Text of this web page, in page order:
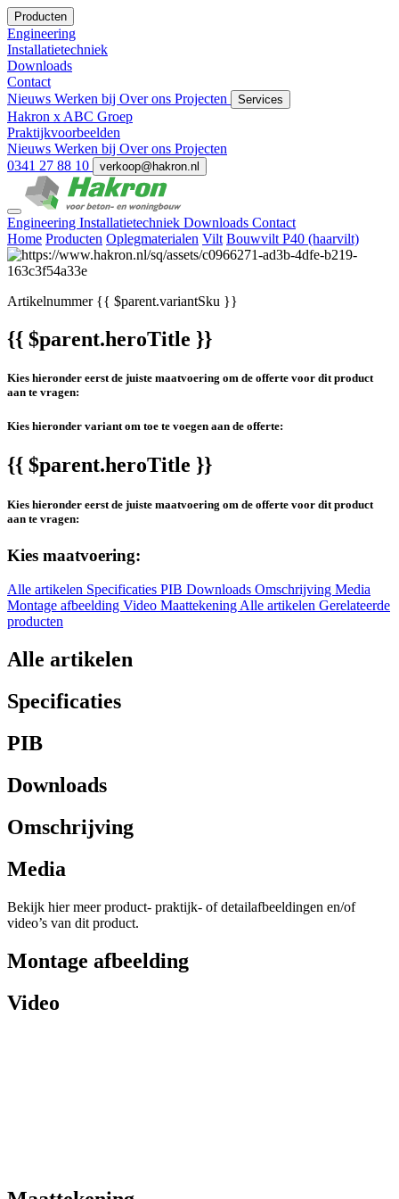
Producten
Engineering
Installatietechniek
Downloads
Contact
Nieuws Werken bij Over ons Projecten Services
Hakron x ABC Groep
Praktijkvoorbeelden
Nieuws Werken bij Over ons Projecten
0341 27 88 10
verkoop@hakron.nl
Engineering Installatietechniek Downloads Contact
Home Producten Oplegmaterialen Vilt Bouwvilt P40 (haarvilt)
Artikelnummer{{ $parent.variantSku }}
{{ $parent.heroTitle }}
Kies hieronder eerst de juiste maatvoering om de offerte voor dit product
aan te vragen:
Kies hieronder variant om toe te voegen aan de offerte:
{{ $parent.heroTitle }}
Kies hieronder eerst de juiste maatvoering om de offerte voor dit product
aan te vragen:
Kies maatvoering:
Alle artikelen Specificaties PIB Downloads Omschrijving Media
Montage afbeelding Video MaattekeningAlle artikelen Gerelateerde
producten
Alle artikelen
Specificaties
PIB
Downloads
Omschrijving
Media
Bekijk hier meer product- praktijk- of detailafbeeldingen en/of
video’s van dit product.
Montage afbeelding
Video